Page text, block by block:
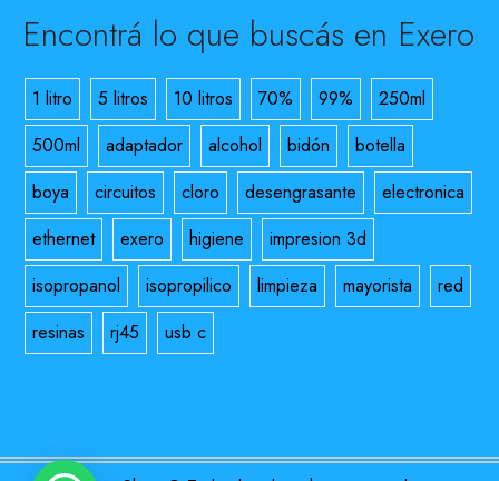
Encontrá lo que buscás en Exero
1 litro 5 litros 10 litros 70% 99%
250ml
500ml
adaptador alcohol bidón
botella
boya
circuitos cloro desengrasante
electronica
ethernet
exero higiene
impresion 3d
isopropanol
isopropilico limpieza mayorista
red
resinas
rj45 usb c